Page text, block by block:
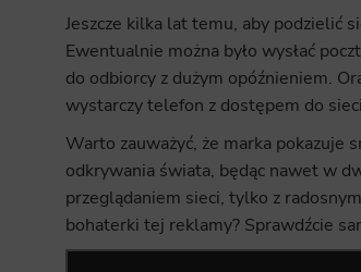
Jeszcze kilka lat temu, aby podzielić
Ewentualnie można było wysłać
do odbiorcy z dużym opóźnieniem.
wystarczy telefon z dostępem do
Warto zauważyć, że marka
odkrywania świata, będąc nawet w
przeglądaniem sieci, tylko z
bohaterki tej reklamy? Sprawdźcie